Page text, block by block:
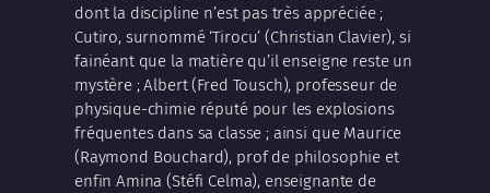
dont la discipline n’est pas très appréciée ;
Cutiro, surnommé ‘Tirocu’ (Christian Clavier), si
fainéant que la matière qu’il enseigne reste un
mystère ; Albert (Fred Tousch), professeur de
physique-chimie réputé pour les explosions
fréquentes dans sa classe ; ainsi que Maurice
(Raymond Bouchard), prof de philosophie et
enfin Amina (Stéfi Celma), enseignante de